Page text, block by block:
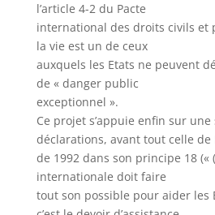
l’article 4-2 du Pacte
international des droits civils et
la vie est un de ceux
auxquels les Etats ne peuvent
de « danger public
exceptionnel ».
Ce projet s’appuie enfin sur une
déclarations, avant tout celle de
de 1992 dans son principe 18 («
internationale doit faire
tout son possible pour aider les